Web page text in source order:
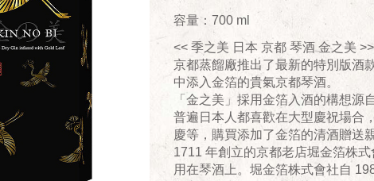
容量：700 ml
<< 季之美 日本 京都 琴酒 金之美 >>
京都蒸餾廠推出了最新的特別版酒
中添入金箔的貴氣京都琴酒。
「金之美」採用金箔入酒的構想源
普遍日本人都喜歡在大型慶祝場合
慶等，購買添加了金箔的清酒贈送
1711 年創立的京都老店堀金箔株
用在琴酒上。堀金箔株式會社自